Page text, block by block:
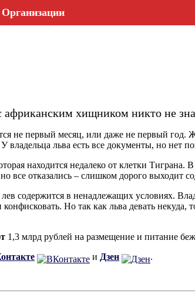
Организации
африканским хищником никто не
не первый месяц, или даже не первый год.
владельца льва есть все документы, но нет
находится недалеко от клетки Тиграна.
все отказались – слишком дорого выходит
содержится в ненадлежащих условиях.
Но так как льва девать некуда,
1,3 млрд рублей на размещение и питание
и Дзен .